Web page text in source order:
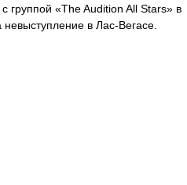
группой «The Audition All Stars» в
в Лас-Вегасе.